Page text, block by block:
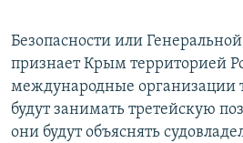
Безопасности или
признает Крым территорией
международные организации
будут занимать третейскую
они будут объяснять